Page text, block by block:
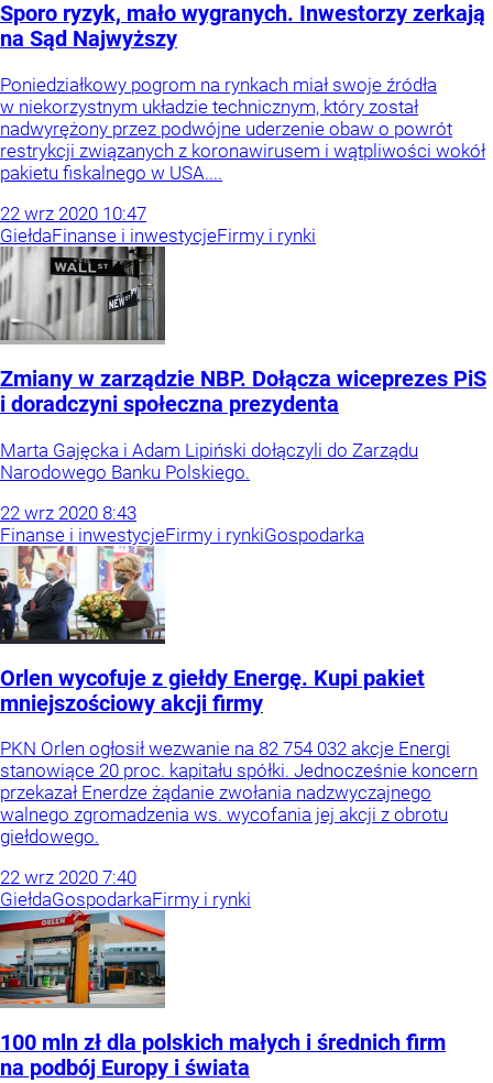
Sporo ryzyk, mało wygranych. Inwestorzy zerkają
na Sąd Najwyższy
Poniedziałkowy pogrom na rynkach miał swoje źródła
w niekorzystnym układzie technicznym, który został
nadwyrężony przez podwójne uderzenie obaw o powrót
restrykcji związanych z koronawirusem i wątpliwości wokół
pakietu fiskalnego w USA....
22 wrz 2020 10:47
GiełdaFinanse i inwestycjeFirmy i rynki
Zmiany w zarządzie NBP. Dołącza wiceprezes PiS
i doradczyni społeczna prezydenta
Marta Gajęcka i Adam Lipiński dołączyli do Zarządu
Narodowego Banku Polskiego.
22 wrz 2020 8:43
Finanse i inwestycjeFirmy i rynkiGospodarka
Orlen wycofuje z giełdy Energę. Kupi pakiet
mniejszościowy akcji firmy
PKN Orlen ogłosił wezwanie na 82 754 032 akcje Energi
stanowiące 20 proc. kapitału spółki. Jednocześnie koncern
przekazał Enerdze żądanie zwołania nadzwyczajnego
walnego zgromadzenia ws. wycofania jej akcji z obrotu
giełdowego.
22 wrz 2020 7:40
GiełdaGospodarkaFirmy i rynki
100 mln zł dla polskich małych i średnich firm
na podbój Europy i świata